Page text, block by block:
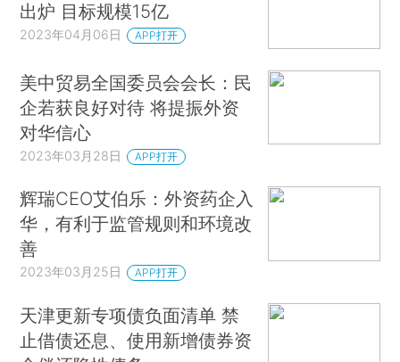
出炉 目标规模15亿
2023年04月06日 APP打开
美中贸易全国委员会会长：民
企若获良好对待 将提振外资
对华信心
2023年03月28日 APP打开
辉瑞CEO艾伯乐：外资药企入
华，有利于监管规则和环境改
善
2023年03月25日 APP打开
天津更新专项债负面清单 禁
止借债还息、使用新增债券资